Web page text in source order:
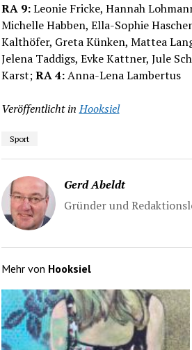
RA 9:Leonie Fricke, Hannah
Michelle Habben, Ella-Sophie
Kalthöfer, Greta Künken, Mattea
Jelena Taddigs, Evke Kattner, Jule
Karst;RA 4:Anna-Lena Lambertus
Veröffentlicht in Hooksiel
Sport
Gerd Abeldt
Gründer und
Mehr von Hooksiel